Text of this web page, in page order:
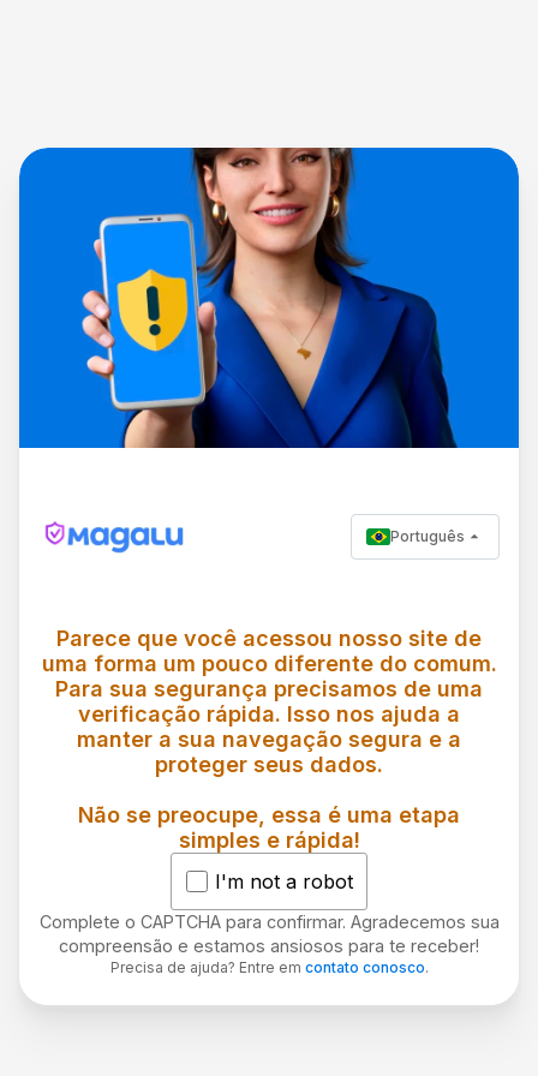
Português
Parece que você acessou nosso site de
uma forma um pouco diferente do comum.
Para sua segurança precisamos de uma
verificação rápida. Isso nos ajuda a
manter a sua navegação segura e a
proteger seus dados.
Não se preocupe, essa é uma etapa
simples e rápida!
I'm not a robot
Complete o CAPTCHA para confirmar. Agradecemos sua
compreensão e estamos ansiosos para te receber!
Precisa de ajuda? Entre em contato conosco.